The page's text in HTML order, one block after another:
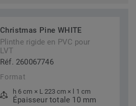
Christmas Pine WHITE
Plinthe rigide en PVC pour
LVT
Réf. 260067746
Format
h 6 cm × L 223 cm × l 1 cm
Épaisseur totale 10 mm